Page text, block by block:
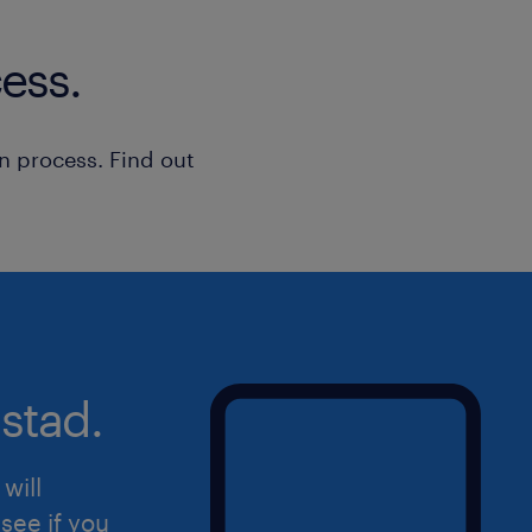
gestione dello stress
candidatura!
process. Find out
will
if you